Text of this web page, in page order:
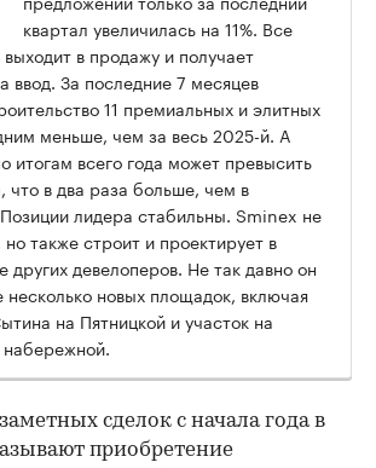
квартал увеличилась на 11%. Все
в продажу и получает
ввод. За последние 7 месяцев
11 премиальных и элитных
меньше, чем за весь 2025-й. А
итогам всего года может превысить
что в два раза больше, чем в
лидера стабильны. Sminex не
но также строит и проектирует в
других девелоперов. Не так давно он
новых площадок, включая
на Пятницкой и участок на
набережной.
сделок с начала года в
приобретение